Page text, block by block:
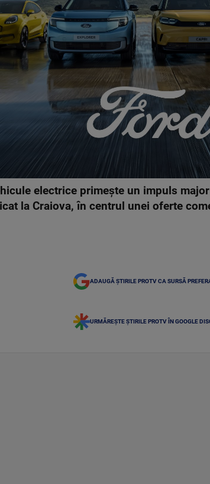
electrice primește un impuls
la Craiova, în centrul unei oferte
ADAUGĂ ȘTIRILE PROTV CA SURSĂ
URMĂREȘTE ȘTIRILE PROTV ÎN GOOGLE